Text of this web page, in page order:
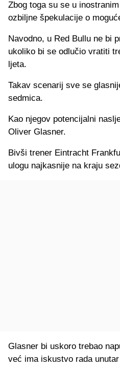
Zbog toga su se u
ozbiljne špekulacije o
Navodno, u Red Bullu ne bi
ukoliko bi se odlučio vratiti
ljeta.
Takav scenarij sve se
sedmica.
Kao njegov potencijalni
Oliver Glasner.
Bivši trener Eintracht
ulogu najkasnije na kraju
Glasner bi uskoro trebao
već ima iskustvo rada